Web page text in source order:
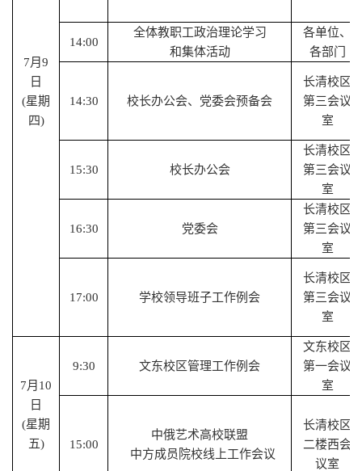
7月9
日
(星期
四)
14:00
全体教职工政治理论学习
和集体活动
各单位、
各部门
14:30 校长办公会、党委会预备会
长清校区
第三会议
室
1 5:30 校长办公会
长清校区
第三会议
室
16:30 党委会
长清校区
第三会议
室
1 7:00 学校领导班子工作例会
长清校区
第三会议
室
7月 10
日
(星期
五)
9:30 文东校区管理工作例会
文东校区
第一会议
室
15:00
中俄艺术高校联盟
中方成员院校线上工作会议
长清校区
二楼西会
议室